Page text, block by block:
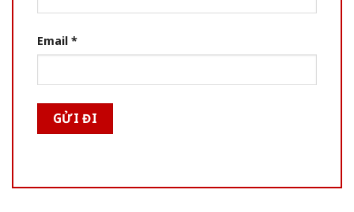
Email *